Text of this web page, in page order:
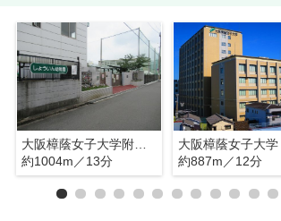
大阪樟蔭女子大学附属幼稚園
約1004m／13分
大阪樟蔭女子大学
約887m／12分